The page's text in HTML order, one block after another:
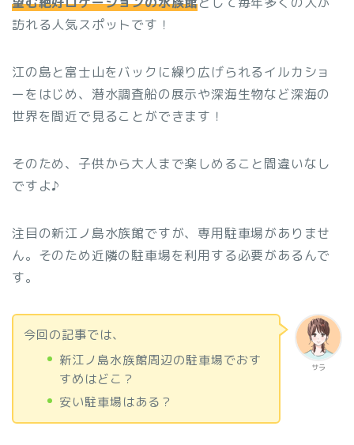
訪れる人気スポットです！
江の島と富士山をバックに繰り広げられるイルカショ
ーをはじめ、潜水調査船の展示や深海生物など深海の
世界を間近で見ることができます！
そのため、子供から大人まで楽しめること間違いなし
ですよ♪
注目の新江ノ島水族館ですが、専用駐車場がありませ
ん。そのため近隣の駐車場を利用する必要があるんで
す。
サラ
今回の記事では、
新江ノ島水族館周辺の駐車場でおす
すめはどこ？
安い駐車場はある？